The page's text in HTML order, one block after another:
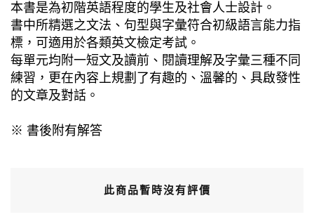
本書是為初階英語程度的學生及社會人士設計。
書中所精選之文法、句型與字彙符合初級語言能力指
標，可適用於各類英文檢定考試。
每單元均附一短文及讀前、閱讀理解及字彙三種不同
練習，更在內容上規劃了有趣的、溫馨的、具啟發性
的文章及對話。
※ 書後附有解答
此商品暫時沒有評價